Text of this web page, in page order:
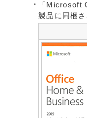
「Microsoft
製品に同梱